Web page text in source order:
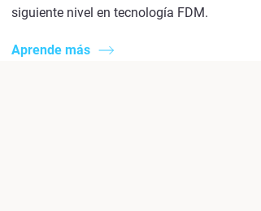
siguiente nivel en tecnología FDM.
Aprende más